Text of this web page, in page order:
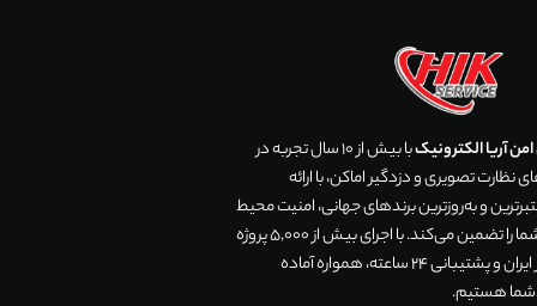
آریا الکترونیک
با بیش از 10 سال تجربه در
تصویری و دزدگیر اماکن، با ارائه
و به‌روزترین برندهای جهانی، امنیت محیط
زندگی و تجارت شما را تضمین می‌کند. با اجرای بیش از 5,000 پروژه
موفق در سراسر ایران و پشتیبانی 24 ساعته، همواره آماده
شما هستیم.